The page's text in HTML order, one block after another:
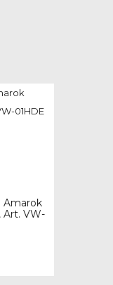
Amarok
Art. VW-